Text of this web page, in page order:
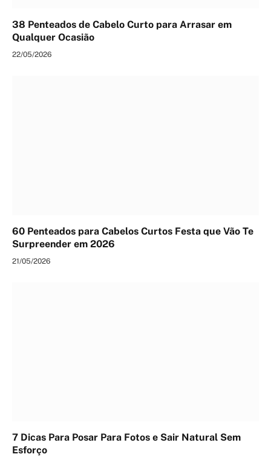
38 Penteados de Cabelo Curto para Arrasar em
Qualquer Ocasião
22/05/2026
60 Penteados para Cabelos Curtos Festa que Vão Te
Surpreender em 2026
21/05/2026
7 Dicas Para Posar Para Fotos e Sair Natural Sem
Esforço